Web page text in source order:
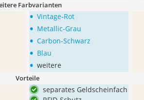
Farbvarianten
• Vintage-Rot
• Metallic-Grau
• Carbon-Schwarz
• Blau
• weitere
Vorteile
separates Geldscheinfach